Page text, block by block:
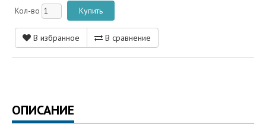
Кол-во
В избранное В сравнение
ОПИСАНИЕ